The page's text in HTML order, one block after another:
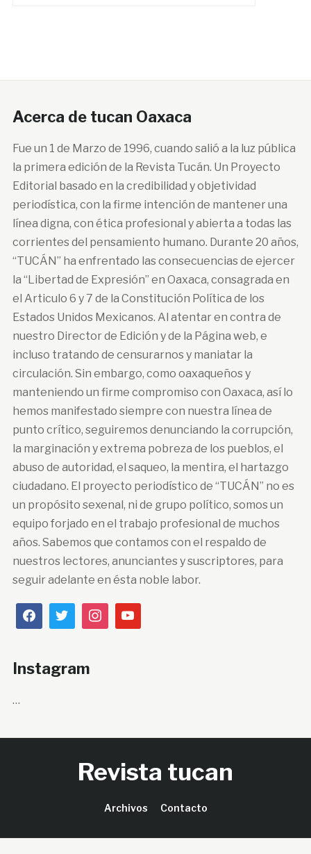
Acerca de tucan Oaxaca
Fue un 1 de Marzo de 1996, cuando salió a la luz pública
la primera edición de la Revista Tucán. Un Proyecto
Editorial basado en la credibilidad y objetividad
periodística, con la firme intención de mantener una
línea digna, con ética profesional y abierta a todas las
corrientes del pensamiento humano. Durante 20 años,
“TUCÁN” ha enfrentado las consecuencias de ejercer
la “Libertad de Expresión” en Oaxaca, consagrada en
el Articulo 6 y 7 de la Constitución Política de los
Estados Unidos Mexicanos. Al atentar en contra de
nuestro Director de Edición y de la Página web, e
incluso tratando de censurarnos y maniatar la
circulación. Sin embargo, como oaxaqueños y
manteniendo un firme compromiso con Oaxaca, así lo
hemos manifestado siempre con nuestra línea de
punto crítico, seguiremos denunciando la corrupción,
la marginación y extrema pobreza de los pueblos, el
abuso de autoridad, el saqueo, la mentira, el hartazgo
ciudadano. El proyecto periodístico de “TUCÁN” no es
un propósito sexenal, ni de grupo político, somos un
equipo forjado en el trabajo profesional de muchos
años. Sabemos que contamos con el respaldo de
nuestros lectores, anunciantes y suscriptores, para
seguir adelante en ésta noble labor.
Instagram
…
Revista tucan
Archivos Contacto